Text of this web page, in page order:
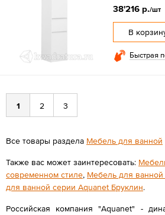
38'216 р./шт
В
Быстрая
1 2 3
Все товары раздела Мебель для ванной
Также вас может заинтересовать:
современном стиле, Мебель для
для ванной серии Aquanet Бруклин.
Российская компания "Aquanet" -